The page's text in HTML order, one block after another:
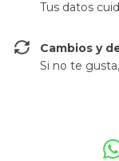
Tus datos
Cambios y
Si no te